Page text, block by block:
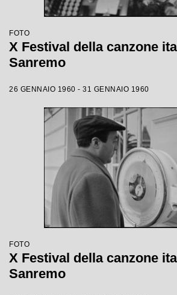
FOTO
X Festival della canzone
Sanremo
26 GENNAIO 1960 - 31 GENNAIO 1960
FOTO
X Festival della canzone
Sanremo